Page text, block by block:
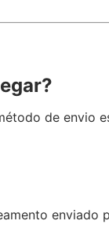
de envio
enviado